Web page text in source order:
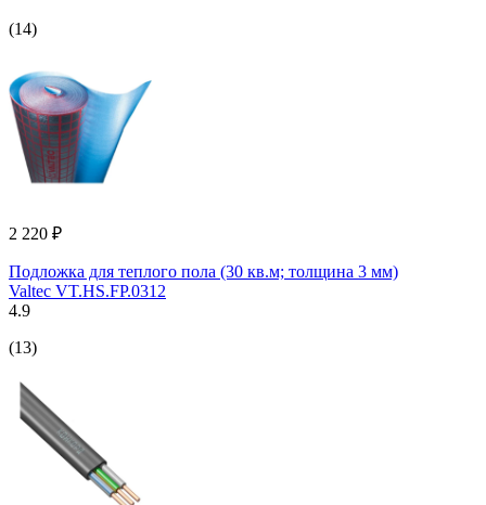
(14)
2 220 ₽
Подложка для теплого пола (30 кв.м; толщина 3 мм)
Valtec VT.HS.FP.0312
4.9
(13)